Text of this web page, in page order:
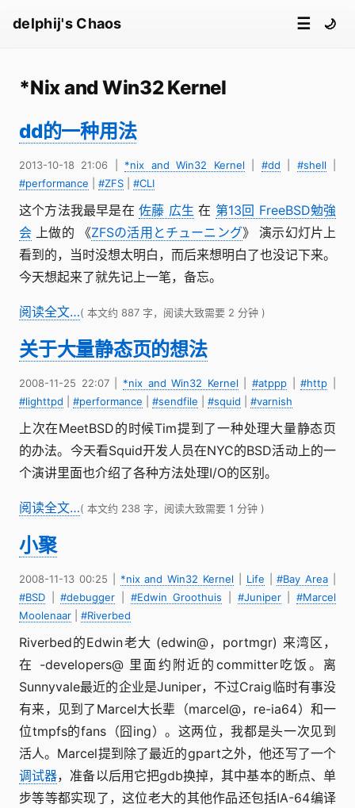
delphij's Chaos ☰ 🌙
*Nix and Win32 Kernel
dd的一种用法
2013-10-18 21:06 *nix and Win32 Kernel #dd #shell
#performance
#ZFS #CLI
这个方法我最早是在佐藤 広生 在 第13回 FreeBSD勉強
会 上做的 《ZFSの活用とチューニング》 演示幻灯片上
看到的，当时没想太明白，而后来想明白了也没记下来。
今天想起来了就先记上一笔，备忘。
阅读全文…( 本文约 887 字，阅读大致需要 2 分钟 )
关于大量静态页的想法
2008-11-25 22:07| *nix and Win32 Kernel |#atppp |#http
#lighttpd
#performance #sendfile #squid #varnish
上次在MeetBSD的时候Tim提到了一种处理大量静态页
的办法。今天看Squid开发人员在NYC的BSD活动上的一
个演讲里面也介绍了各种方法处理I/O的区别。
阅读全文…( 本文约 238 字，阅读大致需要 1 分钟 )
小聚
2008-11-13 00:25 *nix and Win32 Kernel Life |#Bay Area
#BSD |#debugger #Edwin Groothuis #Juniper|#Marcel
Moolenaar
#Riverbed
Riverbed的Edwin老大 (edwin@，portmgr) 来湾区，
在 -developers@ 里面约附近的committer吃饭。离
Sunnyvale最近的企业是Juniper，不过Craig临时有事没
有来，见到了Marcel大长辈（marcel@，re-ia64）和一
位tmpfs的fans（囧ing）。这两位，我都是头一次见到
活人。Marcel提到除了最近的gpart之外，他还写了一个
调试器，准备以后用它把gdb换掉，其中基本的断点、单
步等等都实现了，这位老大的其他作品还包括IA-64编译